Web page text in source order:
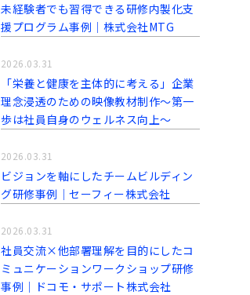
未経験者でも習得できる研修内製化支
援プログラム事例│株式会社MTG
「栄養と健康を主体的に考える」企業
理念浸透のための映像教材制作～第一
歩は社員自身のウェルネス向上～
2026.03.31
ビジョンを軸にしたチームビルディン
グ研修事例｜セーフィー株式会社
2026.03.31
社員交流×他部署理解を目的にしたコ
ミュニケーションワークショップ研修
事例│ドコモ・サポート株式会社
2026.03.31